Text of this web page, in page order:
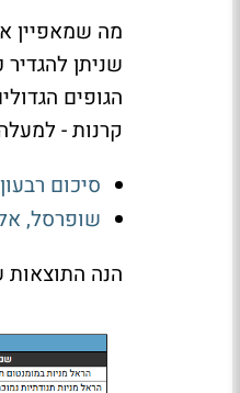
מה שמאפיין
שניתן
קרנות - למעלה מ-20%. מגדל וקסם עם שלוש
סיכום
שופרסל,
הנה התוצאות